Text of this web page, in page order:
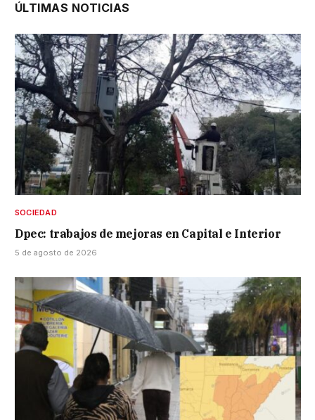
ÚLTIMAS NOTICIAS
SOCIEDAD
Dpec: trabajos de mejoras en Capital e Interior
5 de agosto de 2026